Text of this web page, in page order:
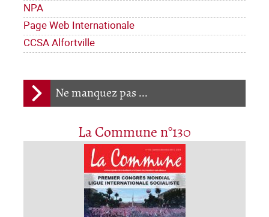
NPA
Page Web Internationale
CCSA Alfortville
Ne manquez pas ...
La Commune n°130